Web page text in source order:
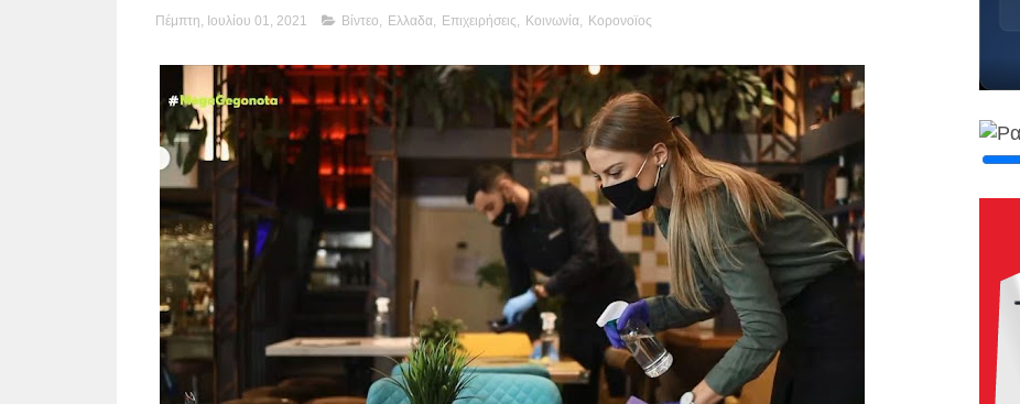
Πέμπτη, Ιουλίου 01, 2021 Βίντεο, Ελλαδα, Επιχειρήσεις, Κοινωνία, Κορονοϊος